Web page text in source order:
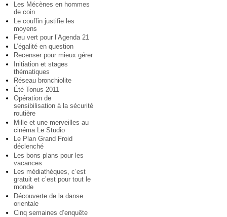
Les Mécènes en hommes
de coin
Le couffin justifie les
moyens
Feu vert pour l’Agenda 21
L’égalité en question
Recenser pour mieux gérer
Initiation et stages
thématiques
Réseau bronchiolite
Été Tonus 2011
Opération de
sensibilisation à la sécurité
routière
Mille et une merveilles au
cinéma Le Studio
Le Plan Grand Froid
déclenché
Les bons plans pour les
vacances
Les médiathèques, c’est
gratuit et c’est pour tout le
monde
Découverte de la danse
orientale
Cinq semaines d’enquête